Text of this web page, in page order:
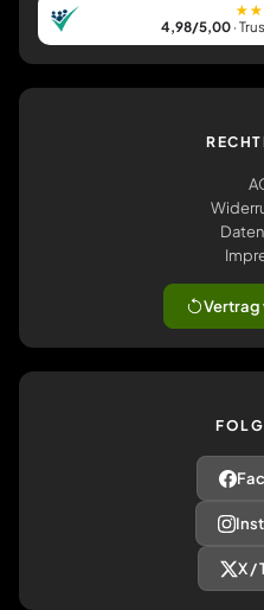
4,98/5,00·
Vertrag
X /